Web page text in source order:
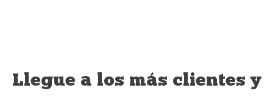
Llegue a los más clientes y